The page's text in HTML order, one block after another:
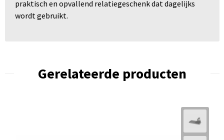
praktisch en opvallend relatiegeschenk dat dagelijks
wordt gebruikt.
Gerelateerde producten